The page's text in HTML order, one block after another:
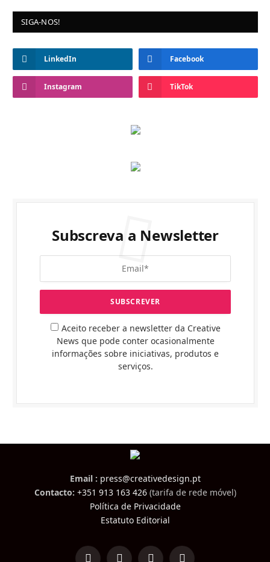
SIGA-NOS!
LinkedIn Facebook
Instagram TikTok
Subscreva a Newsletter
Aceito receber a newsletter da Creative
News que pode conter ocasionalmente
informações sobre iniciativas, produtos e
serviços.
Email : press@creativedesign.pt
Contacto: +351 913 163 426(tarifa de rede móvel)
Política de Privacidade
Estatuto Editorial